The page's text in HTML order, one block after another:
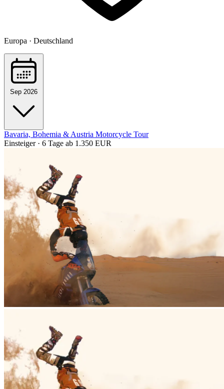
Europa · Deutschland
Sep 2026
Bavaria, Bohemia & Austria Motorcycle Tour
Einsteiger · 6 Tage ab 1.350 EUR